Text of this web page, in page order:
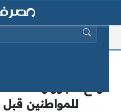
للمواطنين
البحث عن: